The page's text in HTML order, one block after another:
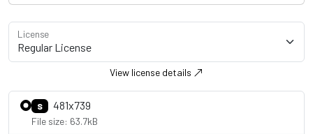
License
View license details
S 481x739
File size: 63.7kB